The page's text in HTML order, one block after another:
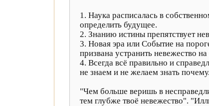
1. Наука расписалась в
определить будущее.
2. Знанию истины препятствует
3. Новая эра или Событие на
призвана устранить невежество
4. Всегда всё правильно и
не знаем и не желаем знать почему.
"Чем больше веришь в
тем глубже твоё невежество".